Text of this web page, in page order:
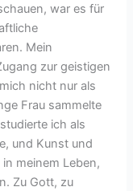
war es für
Mein
zur geistigen
nicht nur als
Frau sammelte
ich als
und Kunst und
meinem Leben,
Zu Gott, zu